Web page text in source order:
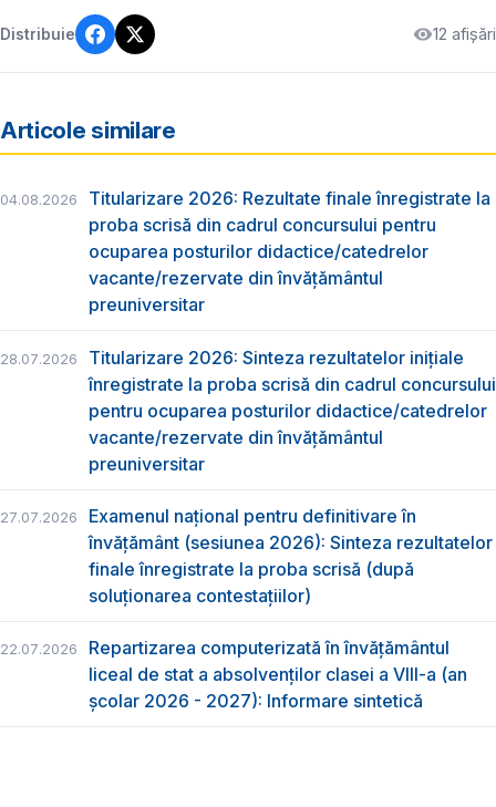
Distribuie 12 afișări
Articole similare
04.08.2026
Titularizare 2026: Rezultate finale înregistrate la
proba scrisă din cadrul concursului pentru
ocuparea posturilor didactice/catedrelor
vacante/rezervate din învăţământul
preuniversitar
28.07.2026
Titularizare 2026: Sinteza rezultatelor inițiale
înregistrate la proba scrisă din cadrul concursului
pentru ocuparea posturilor didactice/catedrelor
vacante/rezervate din învăţământul
preuniversitar
27.07.2026
Examenul național pentru definitivare în
învățământ (sesiunea 2026): Sinteza rezultatelor
finale înregistrate la proba scrisă (după
soluționarea contestațiilor)
22.07.2026
Repartizarea computerizată în învăţământul
liceal de stat a absolvenţilor clasei a VIII-a (an
școlar 2026 - 2027): Informare sintetică